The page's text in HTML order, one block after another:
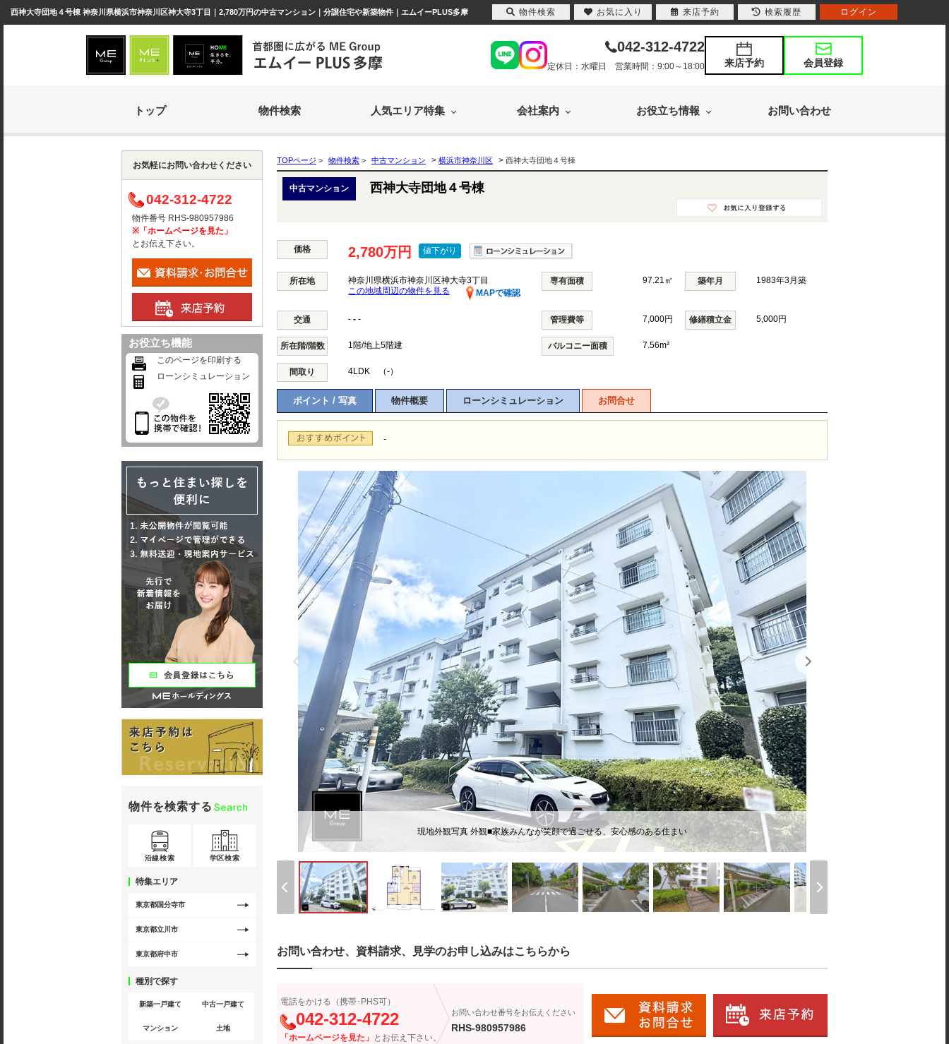
西神大寺団地４号棟 神奈川県横浜市神奈川区神大寺3丁目｜2,780万円の中古マンション｜分譲住宅や新築物件｜エムイーPLUS多摩
042-312-4722
定休日：水曜日 営業時間：9:00～18:00 来店予約 会員登録
トップ 物件検索 人気エリア特集 会社案内 お役立ち情報 お問い合わせ
TOPページ > 物件検索 > 中古マンション > 横浜市神奈川区 > 西神大寺団地４号棟
中古マンション 西神大寺団地４号棟
価格 2,780万円 値下がり
所在地
神奈川県横浜市神奈川区神大寺3丁目
MAPで確認
この地域周辺の物件を見る
専有面積 97.21㎡ 築年月 1983年3月築
交通 - - - 管理費等 7,000円 修繕積立金 5,000円
所在階/階数 1階/地上5階建 バルコニー面積 7.56m²
間取り 4LDK （-）
ポイント / 写真 物件概要 ローンシミュレーション お問合せ
-
現地外観写真 外観■家族みんなが笑顔で過ごせる、安心感のある住まい
お問い合わせ、資料請求、見学のお申し込みはこちらから
電話をかける（携帯･PHS可）
042-312-4722
「ホームページを見た」 とお伝え下さい。
お問い合わせ番号をお伝えください
RHS-980957986
お気軽にお問い合わせください
042-312-4722
物件番号 RHS-980957986
※「ホームページを見た」
とお伝え下さい。
お役立ち機能
このページを印刷する
ローンシミュレーション
物件を検索する
沿線検索 学区検索
特集エリア
東京都国分寺市
東京都立川市
東京都府中市
種別で探す
新築一戸建て 中古一戸建て
マンション 土地
物件検索 お気に入り 来店予約 検索履歴 ログイン